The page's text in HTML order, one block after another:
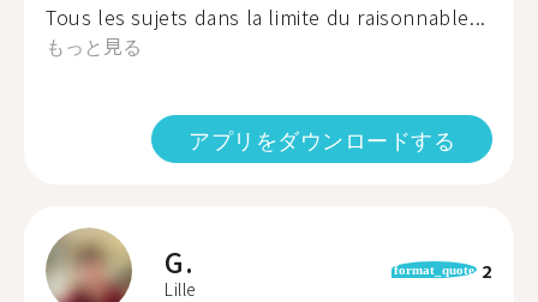
Tous les sujets dans la limite du raisonnable...
もっと見る
アプリをダウンロードする
G.
Lille
format_quote 2